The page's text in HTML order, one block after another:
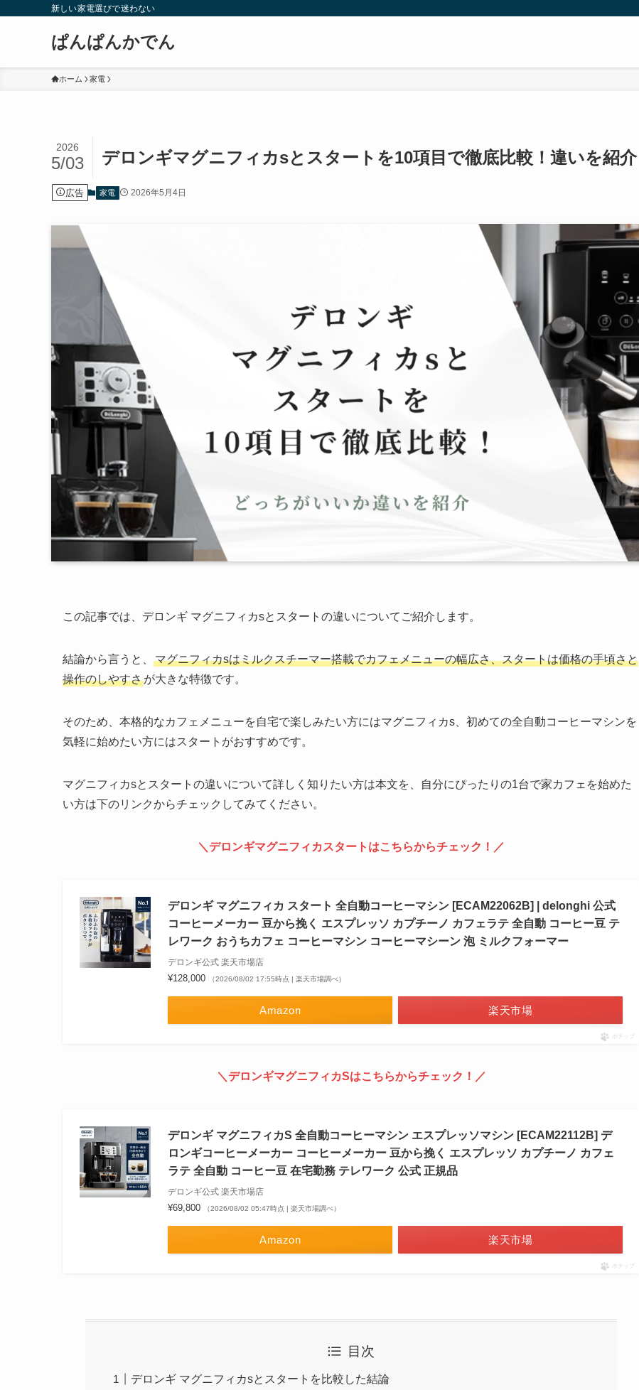
新しい家電選びで迷わない
ぱんぱんかでん
ホーム 家電
デロンギマグニフィカsとスタートを10項目で徹底比較！違いを紹介
2026
5/03
広告 家電 2026年5月4日
この記事では、デロンギ マグニフィカsとスタートの違いについてご紹介します。
結論から言うと、
マグニフィカsはミルクスチーマー搭載でカフェメニューの幅広さ、スタートは価格の手頃さと
操作のしやすさが大きな特徴です。
そのため、本格的なカフェメニューを自宅で楽しみたい方にはマグニフィカs、初めての全自動コーヒーマシンを
気軽に始めたい方にはスタートがおすすめです。
マグニフィカsとスタートの違いについて詳しく知りたい方は本文を、自分にぴったりの1台で家カフェを始めた
い方は下のリンクからチェックしてみてください。
＼デロンギマグニフィカスタートはこちらからチェック！／
デロンギ マグニフィカ スタート 全自動コーヒーマシン [ECAM22062B] | delonghi 公式
コーヒーメーカー 豆から挽く エスプレッソ カプチーノ カフェラテ 全自動 コーヒー豆 テ
レワーク おうちカフェ コーヒーマシン コーヒーマシーン 泡 ミルクフォーマー
デロンギ公式 楽天市場店
¥128,000 （2026/08/02 17:55時点 | 楽天市場調べ）
Amazon 楽天市場
ポチップ
＼デロンギマグニフィカSはこちらからチェック！／
デロンギ マグニフィカS 全自動コーヒーマシン エスプレッソマシン [ECAM22112B] デ
ロンギコーヒーメーカー コーヒーメーカー 豆から挽く エスプレッソ カプチーノ カフェ
ラテ 全自動 コーヒー豆 在宅勤務 テレワーク 公式 正規品
デロンギ公式 楽天市場店
¥69,800 （2026/08/02 05:47時点 | 楽天市場調べ）
Amazon 楽天市場
ポチップ
目次
デロンギ マグニフィカsとスタートを比較した結論